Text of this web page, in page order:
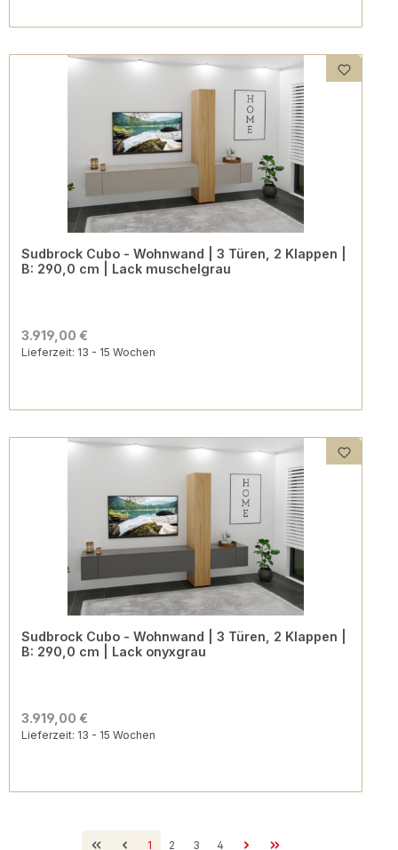
Sudbrock Cubo - Wohnwand | 3 Türen, 2 Klappen |
B: 290,0 cm | Lack muschelgrau
3.919,00 €
Lieferzeit: 13 - 15 Wochen
Sudbrock Cubo - Wohnwand | 3 Türen, 2 Klappen |
B: 290,0 cm | Lack onyxgrau
3.919,00 €
Lieferzeit: 13 - 15 Wochen
Seite
1 Seite
2 Seite
3 Seite
4